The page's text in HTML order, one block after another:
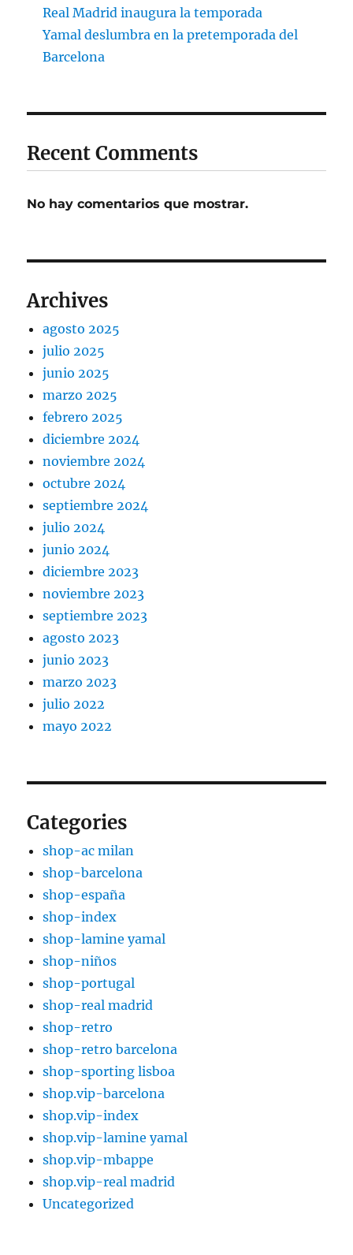
Real Madrid inaugura la temporada
Yamal deslumbra en la pretemporada del
Barcelona
Recent Comments
No hay comentarios que mostrar.
Archives
agosto 2025
julio 2025
junio 2025
marzo 2025
febrero 2025
diciembre 2024
noviembre 2024
octubre 2024
septiembre 2024
julio 2024
junio 2024
diciembre 2023
noviembre 2023
septiembre 2023
agosto 2023
junio 2023
marzo 2023
julio 2022
mayo 2022
Categories
shop-ac milan
shop-barcelona
shop-españa
shop-index
shop-lamine yamal
shop-niños
shop-portugal
shop-real madrid
shop-retro
shop-retro barcelona
shop-sporting lisboa
shop.vip-barcelona
shop.vip-index
shop.vip-lamine yamal
shop.vip-mbappe
shop.vip-real madrid
Uncategorized